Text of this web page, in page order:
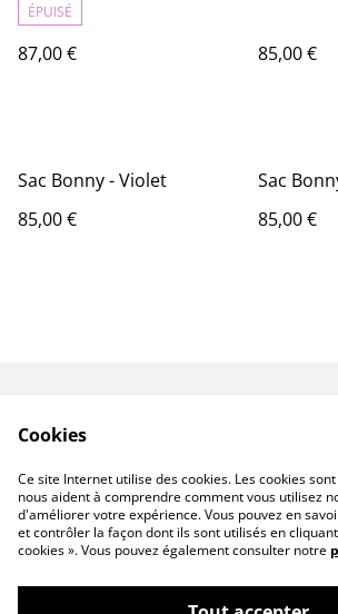
ÉPUISÉ
87,00 € 85,00 €
Sac Bonny - Violet
85,00 €
Sac
85,00 €
Livraisons & Retours
confidentialité
Linktree
Cookies
Ce site Internet utilise des cookies. Les cookies
nous aident à comprendre comment vous utilisez
d'améliorer votre expérience. Vous pouvez en
et contrôler la façon dont ils sont utilisés en
cookies ». Vous pouvez également consulter notre